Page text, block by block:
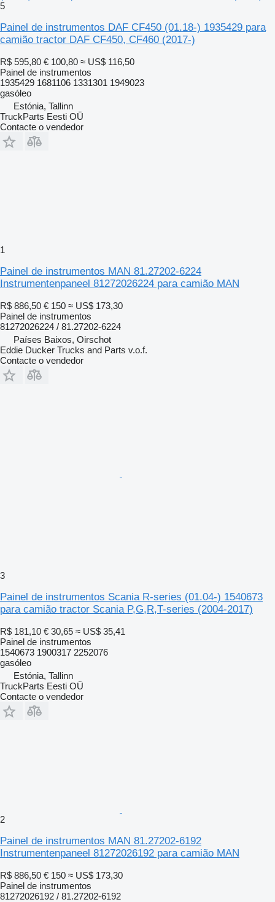
5
Painel de instrumentos DAF CF450 (01.18-) 1935429 para
camião tractor DAF CF450, CF460 (2017-)
R$ 595,80 € 100,80 ≈ US$ 116,50
Painel de instrumentos
1935429 1681106 1331301 1949023
gasóleo
Estónia, Tallinn
TruckParts Eesti OÜ
Contacte o vendedor
1
Painel de instrumentos MAN 81.27202-6224
Instrumentenpaneel 81272026224 para camião MAN
R$ 886,50 € 150 ≈ US$ 173,30
Painel de instrumentos
81272026224 / 81.27202-6224
Países Baixos, Oirschot
Eddie Ducker Trucks and Parts v.o.f.
Contacte o vendedor
3
Painel de instrumentos Scania R-series (01.04-) 1540673
para camião tractor Scania P,G,R,T-series (2004-2017)
R$ 181,10 € 30,65 ≈ US$ 35,41
Painel de instrumentos
1540673 1900317 2252076
gasóleo
Estónia, Tallinn
TruckParts Eesti OÜ
Contacte o vendedor
2
Painel de instrumentos MAN 81.27202-6192
Instrumentenpaneel 81272026192 para camião MAN
R$ 886,50 € 150 ≈ US$ 173,30
Painel de instrumentos
81272026192 / 81.27202-6192